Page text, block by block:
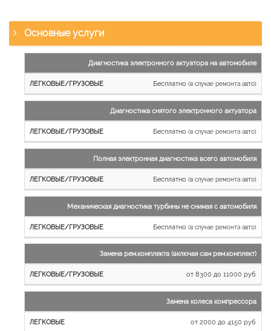
Основные услуги
работы
Легковые
и
Грузовые
автомобили
Диагностика электронного актуатора на автомобиле
Бесплатно (в случае ремонта авто)
Диагностика снятого электронного актуатора
Бесплатно (в случае ремонта авто)
Полная электронная диагностика всего автомобиля
Бесплатно (в случае ремонта авто)
Механическая диагностика турбины не снимая с автомобиля
Бесплатно (в случае ремонта авто)
Замена рем.комплекта (включая сам рем.комплект)
от 8300 до 11000 руб.
Замена колеса компрессора
от 2000 до 4150 руб.